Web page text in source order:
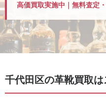
高価買取実施中｜無料査定
千代田区の革靴買取